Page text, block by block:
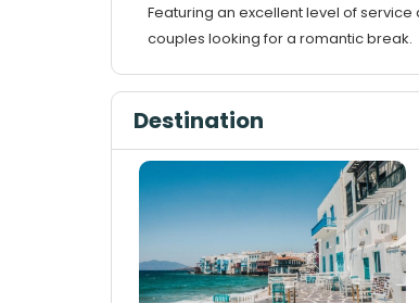
Featuring an excellent level of
couples looking for a romantic break.
Destination